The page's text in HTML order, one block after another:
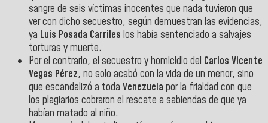
sangre de seis víctimas inocentes que nada tuvieron que
ver con dicho secuestro, según demuestran las evidencias,
ya Luis Posada Carriles los había sentenciado a salvajes
torturas y muerte.
Por el contrario, el secuestro y homicidio del Carlos Vicente
Vegas Pérez, no solo acabó con la vida de un menor, sino
que escandalizó a toda Venezuela por la frialdad con que
los plagiarios cobraron el rescate a sabiendas de que ya
habían matado al niño.